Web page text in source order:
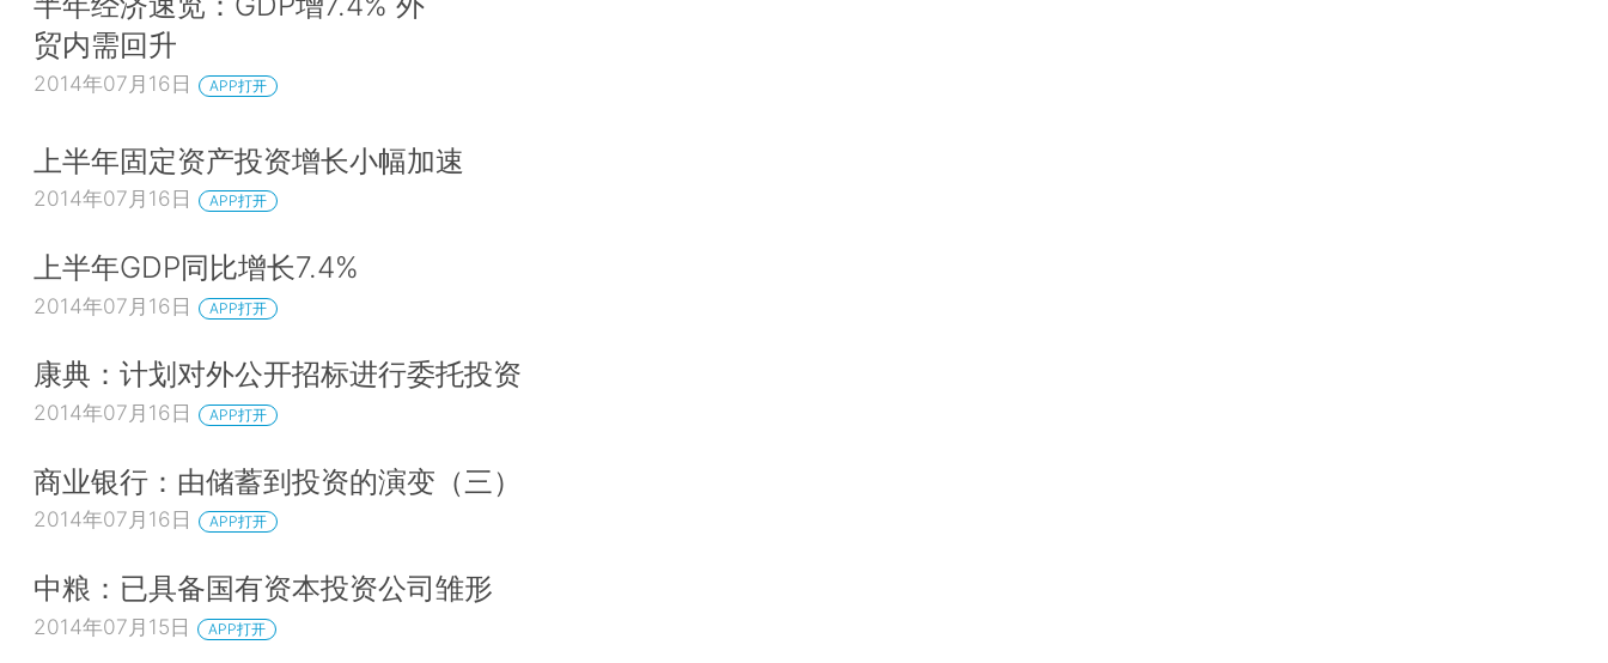
贸内需回升
2014年07月16日 APP打开
上半年固定资产投资增长小幅加速
2014年07月16日 APP打开
上半年GDP同比增长7.4%
2014年07月16日 APP打开
康典：计划对外公开招标进行委托投资
2014年07月16日 APP打开
商业银行：由储蓄到投资的演变（三）
2014年07月16日 APP打开
中粮：已具备国有资本投资公司雏形
2014年07月15日 APP打开